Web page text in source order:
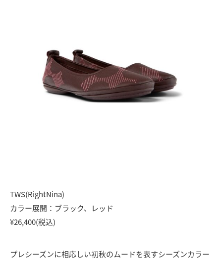
TWS(RightNina)
カラー展開：ブラック、レッド
¥26,400(税込)
プレシーズンに相応しい初秋のムードを表すシーズンカラー